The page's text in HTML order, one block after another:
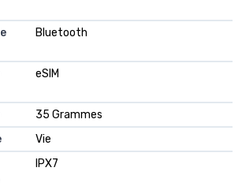
Bluetooth
eSIM
35 Grammes
Vie
IPX7